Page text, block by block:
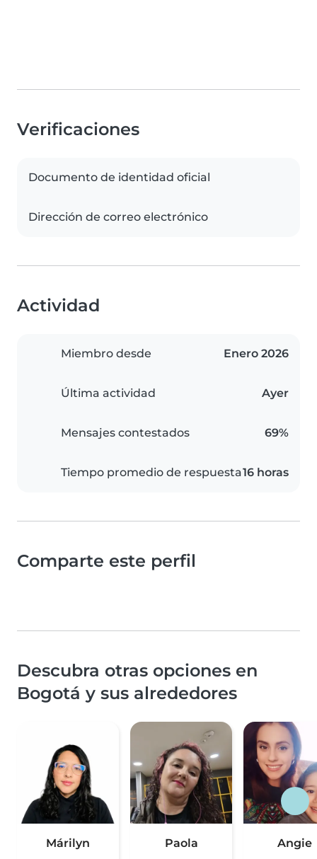
Verificaciones
Documento de identidad oficial
Dirección de correo electrónico
Actividad
Miembro desde Enero 2026
Última actividad Ayer
Mensajes contestados 69%
Tiempo promedio de respuesta16 horas
Comparte este perfil
Descubra otras opciones en
Bogotá y sus alrededores
Márilyn Paola Angie